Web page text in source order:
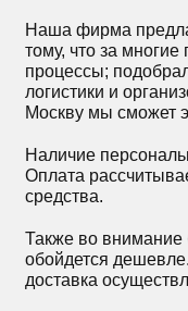
Наша фирма
тому, что за
процессы;
логистики и
Москву мы сможет
Наличие
Оплата
средства.
Также во внимание
обойдется
доставка